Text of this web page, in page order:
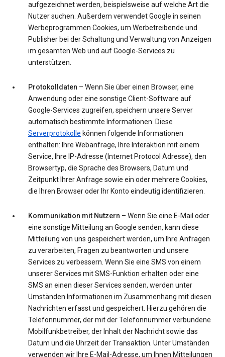
aufgezeichnet werden, beispielsweise auf welche Art die
Nutzer suchen. Außerdem verwendet Google in seinen
Werbeprogrammen Cookies, um Werbetreibende und
Publisher bei der Schaltung und Verwaltung von Anzeigen
im gesamten Web und auf Google-Services zu
unterstützen.
Protokolldaten – Wenn Sie über einen Browser, eine
Anwendung oder eine sonstige Client-Software auf
Google-Services zugreifen, speichern unsere Server
automatisch bestimmte Informationen. Diese
Serverprotokolle können folgende Informationen
enthalten: Ihre Webanfrage, Ihre Interaktion mit einem
Service, Ihre IP-Adresse (Internet Protocol Adresse), den
Browsertyp, die Sprache des Browsers, Datum und
Zeitpunkt Ihrer Anfrage sowie ein oder mehrere Cookies,
die Ihren Browser oder Ihr Konto eindeutig identifizieren.
Kommunikation mit Nutzern – Wenn Sie eine E-Mail oder
eine sonstige Mitteilung an Google senden, kann diese
Mitteilung von uns gespeichert werden, um Ihre Anfragen
zu verarbeiten, Fragen zu beantworten und unsere
Services zu verbessern. Wenn Sie eine SMS von einem
unserer Services mit SMS-Funktion erhalten oder eine
SMS an einen dieser Services senden, werden unter
Umständen Informationen im Zusammenhang mit diesen
Nachrichten erfasst und gespeichert. Hierzu gehören die
Telefonnummer, der mit der Telefonnummer verbundene
Mobilfunkbetreiber, der Inhalt der Nachricht sowie das
Datum und die Uhrzeit der Transaktion. Unter Umständen
verwenden wir Ihre E-Mail-Adresse, um Ihnen Mitteilungen